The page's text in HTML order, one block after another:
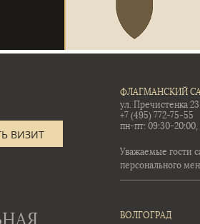
ВИЗИТ
ФЛАГМАНСКИЙ
ул. Пречистенка 23
+7 (495) 772-75-55
пн-пт: 09:30-20:00,
Уважаемые гости
персонального
ВОЛГОГРАД